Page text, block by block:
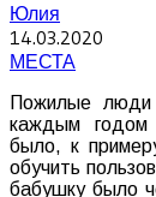
Юлия
14.03.2020
МЕСТА
Пожилые люди
каждым годом
было, к
обучить
бабушку было